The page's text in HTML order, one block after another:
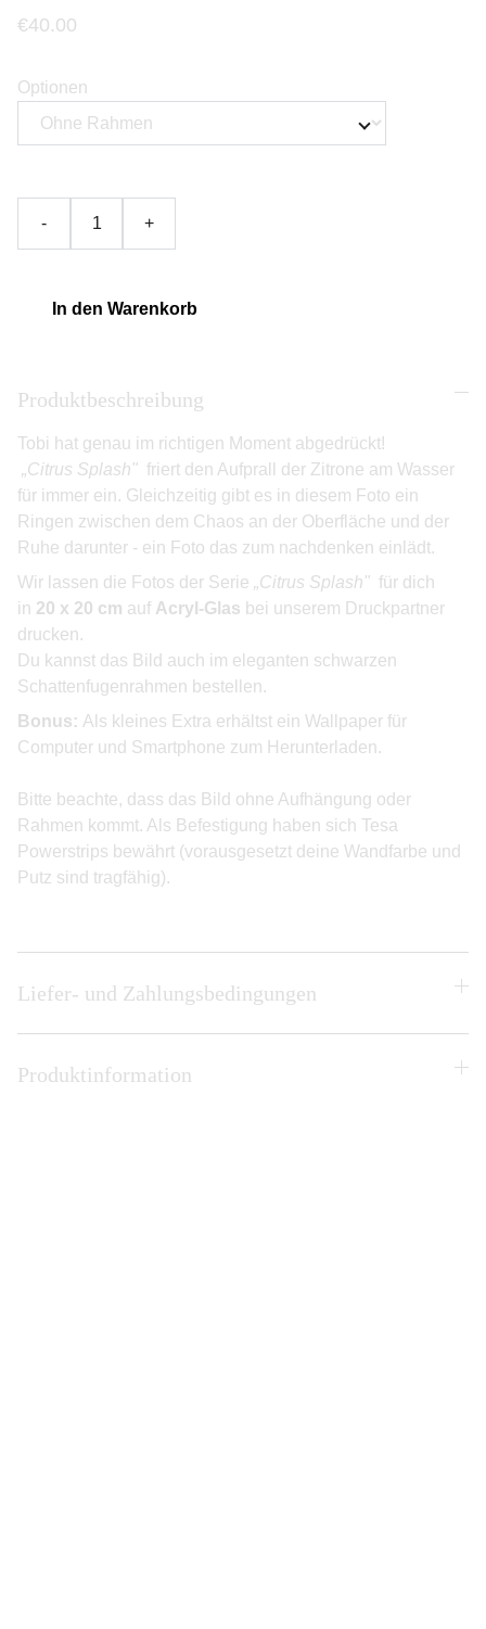
€40.00
Optionen
- +
In den Warenkorb
Produktbeschreibung
Tobi hat genau im richtigen Moment abgedrückt!
„Citrus Splash" friert den Aufprall der Zitrone am Wasser
für immer ein. Gleichzeitig gibt es in diesem Foto ein
Ringen zwischen dem Chaos an der Oberfläche und der
Ruhe darunter - ein Foto das zum nachdenken einlädt.
Wir lassen die Fotos der Serie „Citrus Splash" für dich
in 20 x 20 cm auf Acryl-Glas bei unserem Druckpartner
drucken.
Du kannst das Bild auch im eleganten schwarzen
Schattenfugenrahmen bestellen.
Bonus: Als kleines Extra erhältst ein Wallpaper für
Computer und Smartphone zum Herunterladen.
Bitte beachte, dass das Bild ohne Aufhängung oder
Rahmen kommt. Als Befestigung haben sich Tesa
Powerstrips bewährt (vorausgesetzt deine Wandfarbe und
Putz sind tragfähig).
Liefer- und Zahlungsbedingungen
Produktinformation